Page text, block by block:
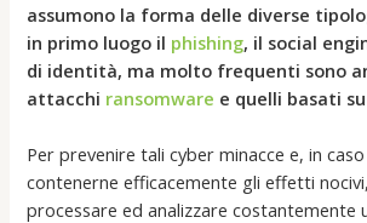
assumono la forma delle diverse
in primo luogo il phishing, il social
di identità, ma molto frequenti sono
attacchi ransomware e quelli basati su
Per prevenire tali cyber minacce e, in
contenerne efficacemente gli effetti
processare ed analizzare costantemente